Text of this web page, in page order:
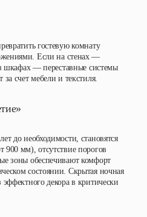
гостевую комнату
Если на стенах —
шкафах — переставные системы
счет мебели и текстиля.
до необходимости, становятся
мм), отсутствие порогов
зоны обеспечивают комфорт
состоянии. Скрытая ночная
декора в критически